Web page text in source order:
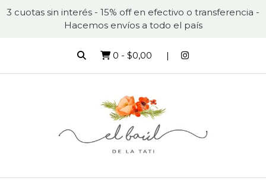
3 cuotas sin interés - 15% off en efectivo o transferencia -
Hacemos envíos a todo el país
0 - $0,00